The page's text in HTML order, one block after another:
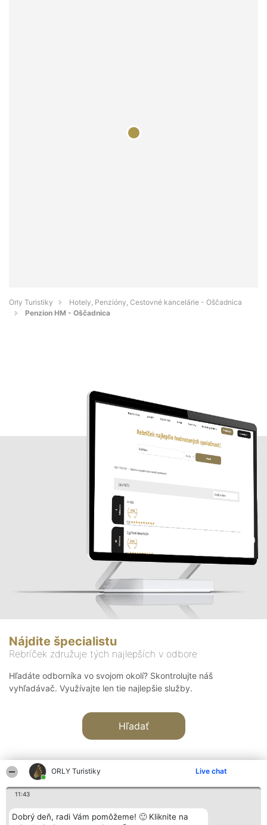
ORLY Turistiky Live chat
11:43
Dobrý deň, radi Vám pomôžeme! 🙂 Kliknite na
Orly Turistiky
Hotely, Penzióny, Cestovné kancelárie - Oščadnica
Penzion HM - Oščadnica
Nájdite špecialistu
Rebríček združuje tých najlepších v odbore
Hľadáte odborníka vo svojom okolí? Skontrolujte náš
vyhľadávač. Využívajte len tie najlepšie služby.
Hľadať
Organizátor hodnotenia
Bright Side Solutions sp. z o.
Hodnotenie
Laureáti
Kontakt
Kontakt